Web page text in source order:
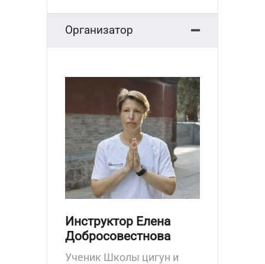
Организатор
Инструктор Елена
Добросовестнова
Ученик Школы цигун и